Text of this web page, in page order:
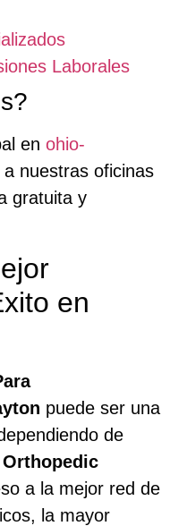
Laborales
en ohio-
nuestras oficinas
gratuita y
en
puede ser una
de
a la mejor red de
la mayor